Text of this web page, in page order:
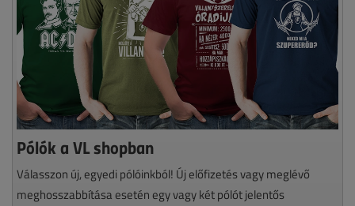
Pólók a VL shopban
Válasszon új, egyedi pólóinkból! Új előfizetés vagy meglévő
meghosszabbítása esetén egy vagy két pólót jelentős